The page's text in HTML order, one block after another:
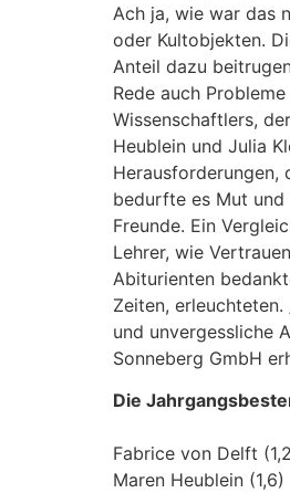
Ach ja, wie war das
oder Kultobjekten.
Anteil dazu
Rede auch
Wissenschaftlers,
Heublein und Julia
Herausforderungen,
bedurfte es Mut und
Freunde. Ein
Lehrer, wie
Abiturienten
Zeiten,
und unvergessliche
Sonneberg GmbH
Die
Fabrice von Delft
Maren Heublein (1,6)